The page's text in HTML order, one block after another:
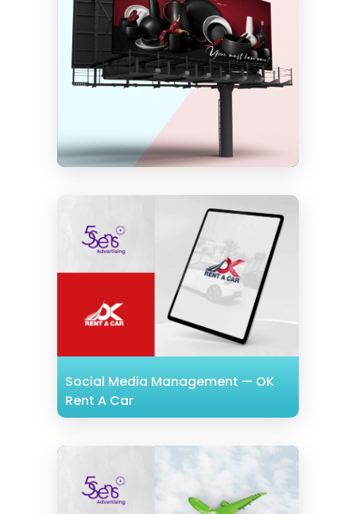
Conception panneau d’affichage
urbain
Social Media Management — OK
Rent A Car